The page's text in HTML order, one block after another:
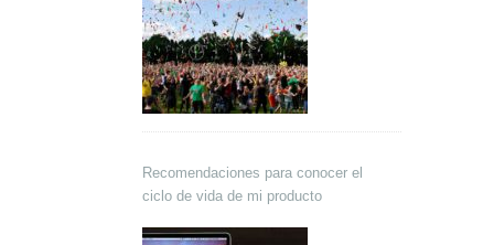
Recomendaciones para conocer el
ciclo de vida de mi producto